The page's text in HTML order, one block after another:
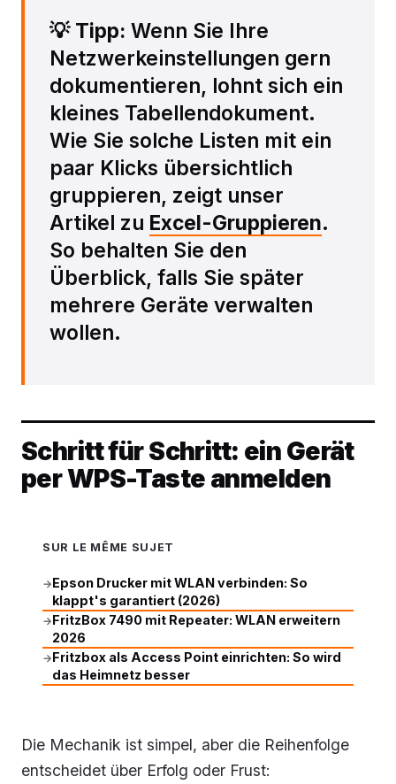
💡 Tipp: Wenn Sie Ihre
Netzwerkeinstellungen gern
dokumentieren, lohnt sich ein
kleines Tabellendokument.
Wie Sie solche Listen mit ein
paar Klicks übersichtlich
gruppieren, zeigt unser
Artikel zu Excel-Gruppieren.
So behalten Sie den
Überblick, falls Sie später
mehrere Geräte verwalten
wollen.
Schritt für Schritt: ein Gerät
per WPS-Taste anmelden
SUR LE MÊME SUJET
→Epson Drucker mit WLAN verbinden: So
klappt's garantiert (2026)
→FritzBox 7490 mit Repeater: WLAN erweitern
2026
→Fritzbox als Access Point einrichten: So wird
das Heimnetz besser
Die Mechanik ist simpel, aber die Reihenfolge
entscheidet über Erfolg oder Frust: